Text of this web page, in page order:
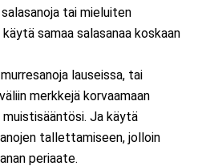
tai mieluiten
samaa salasanaa koskaan
lauseissa, tai
merkkejä korvaamaan
Ja käytä
tallettamiseen, jolloin
periaate.